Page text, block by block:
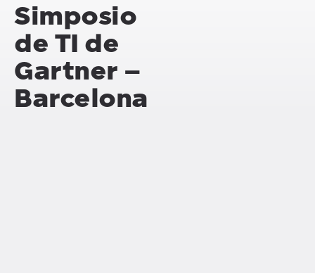
Simposio
de TI de
Gartner –
Barcelona